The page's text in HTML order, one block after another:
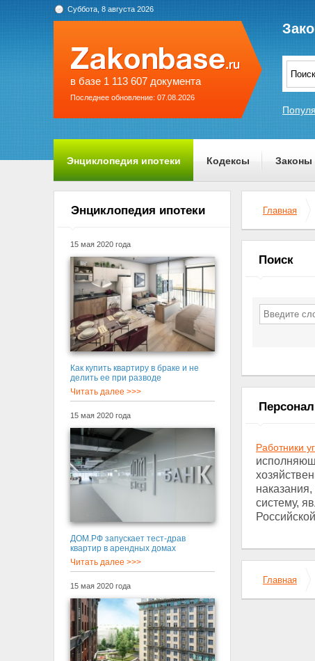
Суббота, 8 августа 2026
в базе 1 113 607 документа
Последнее обновление: 07.08.2026
Энциклопедия ипотеки Кодексы Законы
О проекте
Энциклопедия ипотеки
15 мая 2020 года
Как купить квартиру в браке и не
делить ее при разводе
Читать далее >>>
15 мая 2020 года
ДОМ.РФ запускает тест-драв
квартир в арендных домах
Читать далее >>>
15 мая 2020 года
Главная
Поиск
Работники
систему,
Главная